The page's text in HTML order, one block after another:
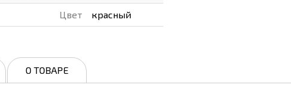
Цвет красный
О ТОВАРЕ